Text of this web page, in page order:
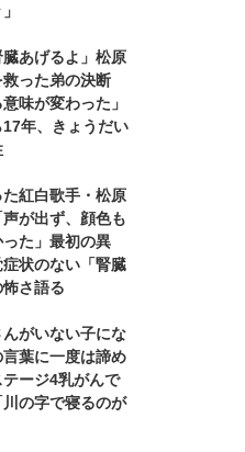
臓あげるよ」松原
った弟の決断
意味が変わった」
年、きょうだい
紅白歌手・松原
が出ず、顔色も
た」最初の異
状のない「腎臓
さ語る
んがいない子にな
葉に一度は諦め
ージ4乳がんで
の字で寝るのが